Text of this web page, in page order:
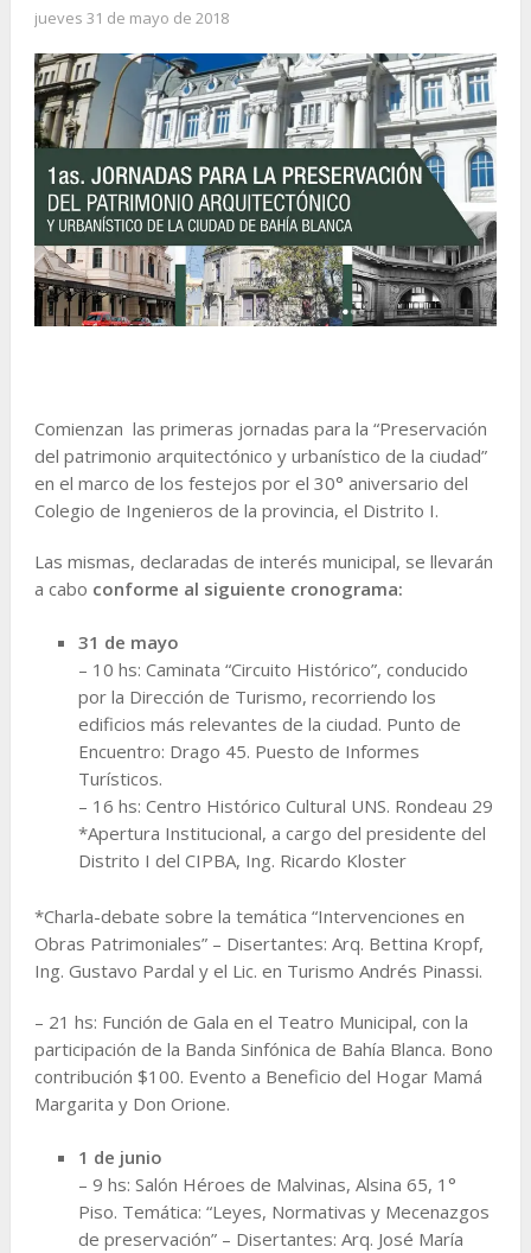
jueves 31 de mayo de 2018
Comienzan las primeras jornadas para la “Preservación
del patrimonio arquitectónico y urbanístico de la ciudad”
en el marco de los festejos por el 30° aniversario del
Colegio de Ingenieros de la provincia, el Distrito I.
Las mismas, declaradas de interés municipal, se llevarán
a cabo conforme al siguiente cronograma:
31 de mayo
– 10 hs: Caminata “Circuito Histórico”, conducido
por la Dirección de Turismo, recorriendo los
edificios más relevantes de la ciudad. Punto de
Encuentro: Drago 45. Puesto de Informes
Turísticos.
– 16 hs: Centro Histórico Cultural UNS. Rondeau 29
*Apertura Institucional, a cargo del presidente del
Distrito I del CIPBA, Ing. Ricardo Kloster
*Charla-debate sobre la temática “Intervenciones en
Obras Patrimoniales” – Disertantes: Arq. Bettina Kropf,
Ing. Gustavo Pardal y el Lic. en Turismo Andrés Pinassi.
– 21 hs: Función de Gala en el Teatro Municipal, con la
participación de la Banda Sinfónica de Bahía Blanca. Bono
contribución $100. Evento a Beneficio del Hogar Mamá
Margarita y Don Orione.
1 de junio
– 9 hs: Salón Héroes de Malvinas, Alsina 65, 1°
Piso. Temática: “Leyes, Normativas y Mecenazgos
de preservación” – Disertantes: Arq. José María